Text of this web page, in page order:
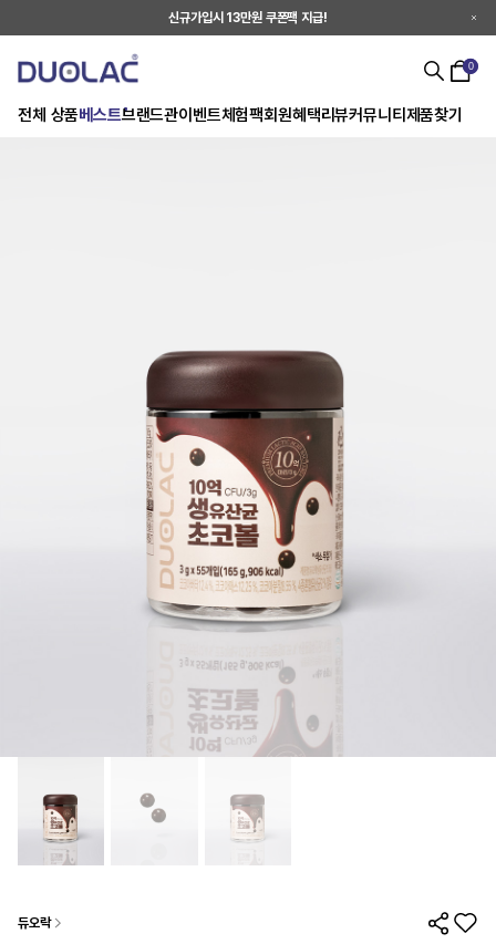
신규가입시 13만원 쿠폰팩 지급!
전체 상품베스트브랜드관이벤트체험팩회원혜택리뷰커뮤니티 제품찾기
0
듀오락